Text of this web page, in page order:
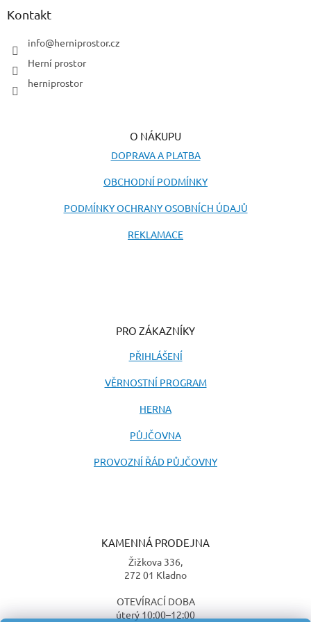
Kontakt
info@herniprostor.cz
Herní prostor
herniprostor
O NÁKUPU
DOPRAVA A PLATBA
OBCHODNÍ PODMÍNKY
PODMÍNKY OCHRANY OSOBNÍCH ÚDAJŮ
REKLAMACE
PRO ZÁKAZNÍKY
PŘIHLÁŠENÍ
VĚRNOSTNÍ PROGRAM
HERNA
PŮJČOVNA
PROVOZNÍ ŘÁD PŮJČOVNY
KAMENNÁ PRODEJNA
Žižkova 336,
272 01 Kladno
OTEVÍRACÍ DOBA
úterý 10:00–12:00